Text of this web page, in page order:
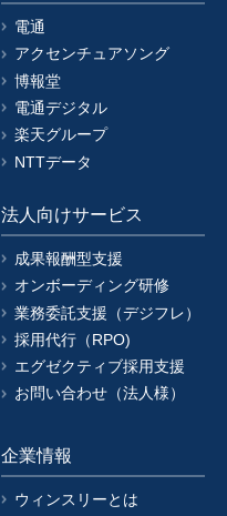
電通
アクセンチュアソング
博報堂
電通デジタル
楽天グループ
NTTデータ
法人向けサービス
成果報酬型支援
オンボーディング研修
業務委託支援（デジフレ）
採用代行（RPO)
エグゼクティブ採用支援
お問い合わせ（法人様）
企業情報
ウィンスリーとは